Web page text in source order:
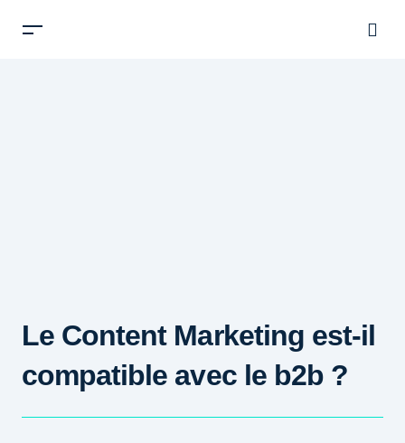
Le Content Marketing est-il
compatible avec le b2b ?